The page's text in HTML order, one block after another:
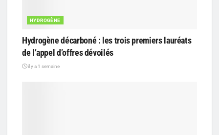
HYDROGÈNE
Hydrogène décarboné : les trois premiers lauréats
de l’appel d’offres dévoilés
il y a 1 semaine